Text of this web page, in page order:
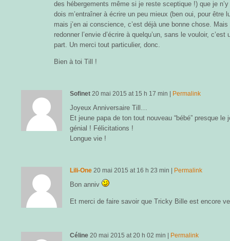
des hébergements même si je reste sceptique !) que je
dois m’entraîner à écrire un peu mieux (ben oui, pour
mais j’en ai conscience, c’est déjà une bonne chose.
redonner l’envie d’écrire à quelqu’un, sans le vouloir,
part. Un merci tout particulier, donc.
Bien à toi Till !
Sofinet 20 mai 2015 at 15 h 17 min Permalink
Joyeux Anniversaire Till…
Et jeune papa de ton tout nouveau “bébé” presque le
génial ! Félicitations !
Longue vie !
Lili-One 20 mai 2015 at 16 h 23 min | Permalink
Bon anniv
Et merci de faire savoir que Tricky Bille est encore
Céline 20 mai 2015 at20 h 02 min Permalink